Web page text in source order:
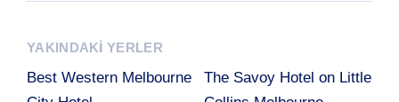
YAKINDAKI YERLER
Best Western Melbourne
The Savoy Hotel on Little